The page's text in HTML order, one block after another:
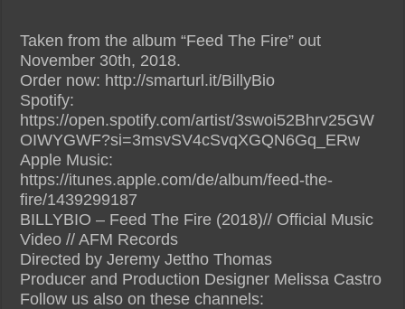
Taken from the album “Feed The Fire” out
November 30th, 2018.
Order now: http://smarturl.it/BillyBio
Spotify:
https://open.spotify.com/artist/3swoi52Bhrv25GW
OIWYGWF?si=3msvSV4cSvqXGQN6Gq_ERw
Apple Music:
https://itunes.apple.com/de/album/feed-the-
fire/1439299187
BILLYBIO – Feed The Fire (2018)// Official Music
Video // AFM Records
Directed by Jeremy Jettho Thomas
Producer and Production Designer Melissa Castro
Follow us also on these channels: